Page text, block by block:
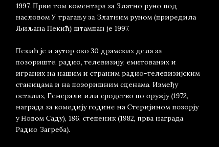
1997. Први том коментара за Златно руно под
насловом У трагању за Златним руном (приредила
Љиљана Пекић) штампан је 1997.
Пекић је и аутор око 30 драмских дела за
позориште, радио, телевизију, емитованих и
играних на нашим и страним радио-телевизијским
станицама и на позоришним сценама. Између
осталих, Генерали или сродство по оружју (1972,
награда за комедију године на Стеријином позорју
у Новом Саду), 186. степеник (1982, прва награда
Радио Загреба).